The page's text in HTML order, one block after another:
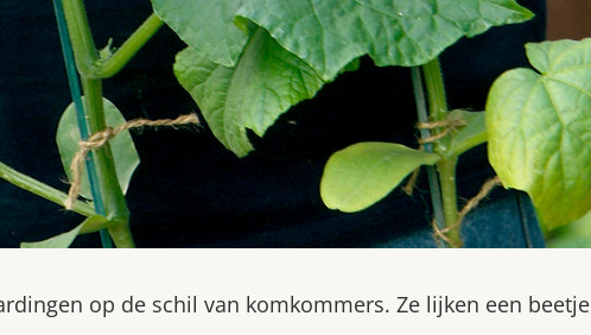
op de schil van komkommers. Ze lijken een beetje